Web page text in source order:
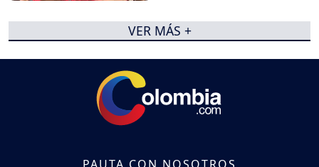
VER MÁS +